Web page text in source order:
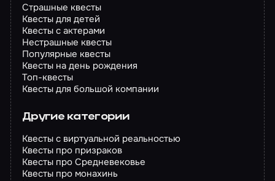
Страшные квесты
Квесты для детей
Квесты с актерами
Нестрашные квесты
Популярные квесты
Квесты на день рождения
Топ-квесты
Квесты для большой компании
Другие категории
Квесты с виртуальной реальностью
Квесты про призраков
Квесты про Средневековье
Квесты про монахинь